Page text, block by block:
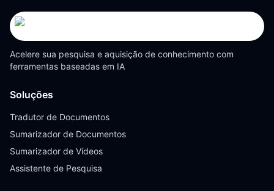
Acelere sua pesquisa e aquisição de conhecimento com
ferramentas baseadas em IA
Soluções
Tradutor de Documentos
Sumarizador de Documentos
Sumarizador de Vídeos
Assistente de Pesquisa